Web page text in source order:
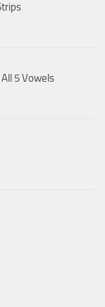
5 Vowels